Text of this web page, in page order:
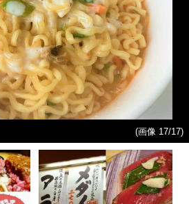
(画像 17/17)